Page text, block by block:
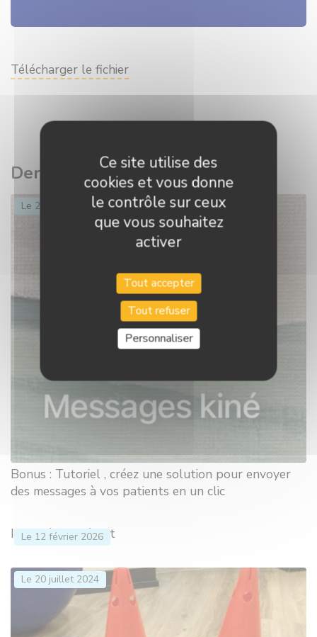
Télécharger le fichier
Derniers billets postés
Le 28 juin 2026
Bonus : Tutoriel , créez une solution pour envoyer
des messages à vos patients en un clic
Le 12 février 2026
Intitulé par défaut
Le 20 juillet 2024
Ce site utilise des
cookies et vous donne
le contrôle sur ceux
que vous souhaitez
activer
Tout accepter
Tout refuser
Personnaliser